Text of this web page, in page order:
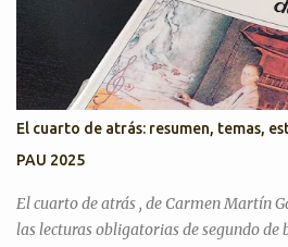
situación económica y social de España
que la literatura cumple alguna función
¿Considera que la inteligencia artificial
humano en las creaciones artísticas y
ciencias? ¿Son todas las opiniones
¿Queremos más a nuestra familia o a
que tenemos más trato? Artículos para
TU EDAD José Luis Sastre...
El cuarto de atrás: resumen, temas,
PAU 2025
El cuarto de atrás , de Carmen Martín
las lecturas obligatorias de segundo